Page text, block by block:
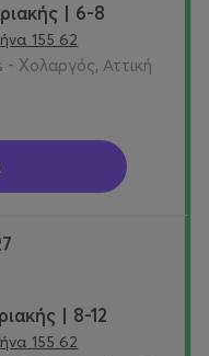
| 6-8
155 62
Χολαργός, Αττική
| 8-12
155 62